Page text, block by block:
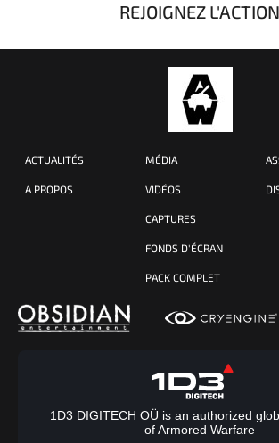
REJOIGNEZ L'ACTION
ACTUALITÉS
A PROPOS
MÉDIA
VIDÉOS
CAPTURES
FONDS D'ÉCRAN
PACK COMPLET
1D3 DIGITECH OÜ is an authorized
of Armored Warfare